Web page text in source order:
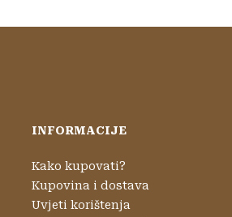
INFORMACIJE
Kako kupovati?
Kupovina i dostava
Uvjeti korištenja